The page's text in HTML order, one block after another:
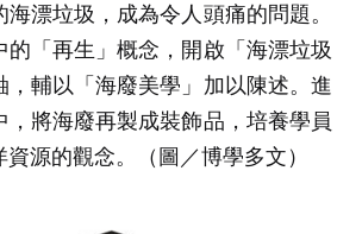
漂垃圾，成為令人頭痛的問題。
的「再生」概念，開啟「海漂垃圾
，輔以「海廢美學」加以陳述。進
，將海廢再製成裝飾品，培養學員
源的觀念。（圖／博學多文）